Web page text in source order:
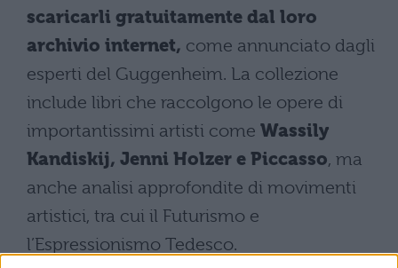
scaricarli gratuitamente dal loro
archivio internet, come annunciato dagli
esperti del Guggenheim. La collezione
include libri che raccolgono le opere di
importantissimi artisti come Wassily
Kandiskij, Jenni Holzer e Piccasso, ma
anche analisi approfondite di movimenti
artistici, tra cui il Futurismo e
l’Espressionismo Tedesco.